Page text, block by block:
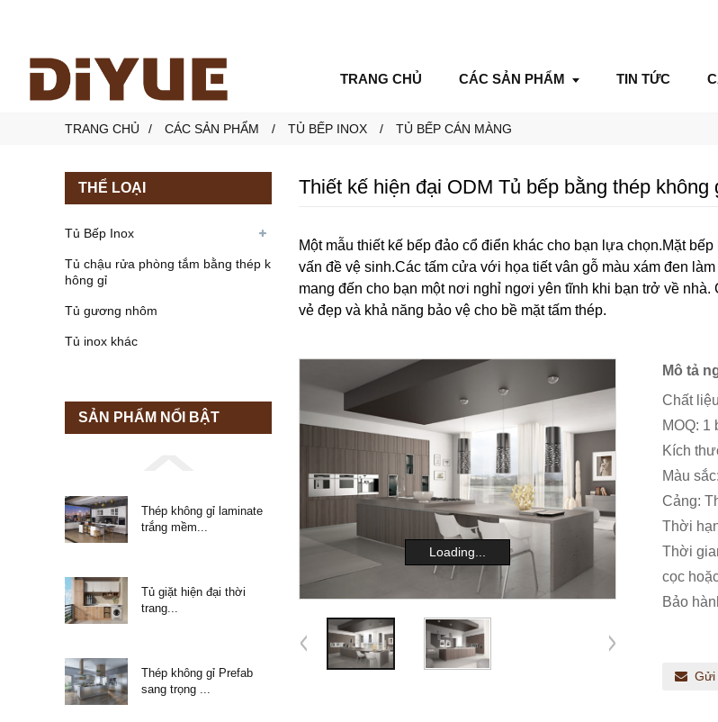
TRANG CHỦ CÁC SẢN PHẨM TIN TỨC
TRANG CHỦ CÁC SẢN PHẨM TỦ BẾP INOX TỦ BẾP CÁN MÀNG
THỂ LOẠI
Tủ Bếp Inox
Tủ chậu rửa phòng tắm bằng thép k
hông gỉ
Tủ gương nhôm
Tủ inox khác
SẢN PHẨM NỔI BẬT
Thép không gỉ laminate
trắng mềm...
Tủ giặt hiện đại thời
trang...
Thép không gỉ Prefab
sang trọng ...
Thiết kế hiện đại ODM Tủ bếp bằng thép không
Một mẫu thiết kế bếp đảo cổ điển khác cho bạn lựa chọn.Mặt
vấn đề vệ sinh.Các tấm cửa với họa tiết vân gỗ màu xám đen
mang đến cho bạn một nơi nghỉ ngơi yên tĩnh khi bạn trở về
vẻ đẹp và khả năng bảo vệ cho bề mặt tấm thép.
Loading...
Mô tả
Chất
MOQ: 1
Kích
Màu
Cảng:
Thời
Thời
cọc
Bảo
Gửi